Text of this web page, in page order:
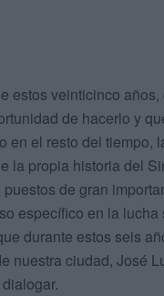
estos veinticinco
de hacerlo y
en el resto del tiempo,
la propia historia del
de gran
específico en la
durante estos seis
nuestra ciudad, José